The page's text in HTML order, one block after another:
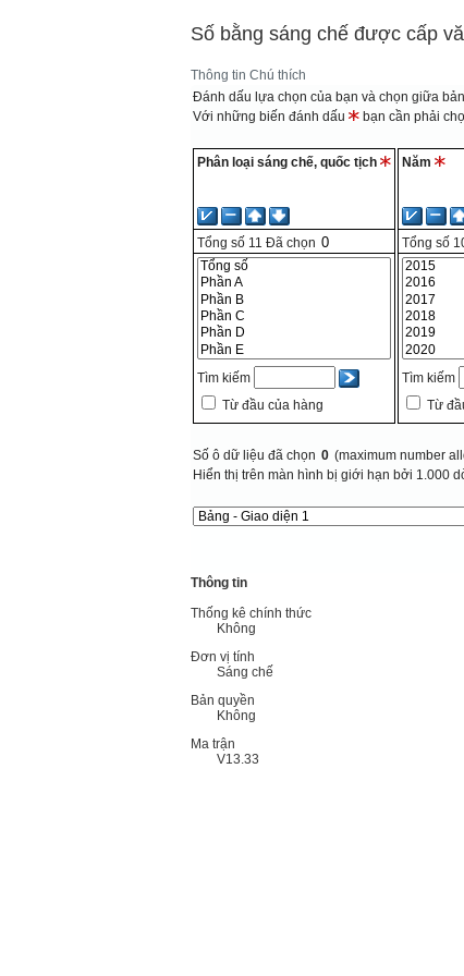
Số bằng sáng chế được cấp
Thông tin Chú thích
Đánh dấu lựa chọn của bạn và chọn giữa
Với những biến đánh dấu
bạn cần phải
Phân loại sáng chế, quốc tịch
Tổng số 11 Đã chọn
Tìm kiếm
Từ đầu của hàng
Năm
Tổng số
Tìm kiếm
Từ
Số ô dữ liệu đã chọn 0 (maximum number
Hiển thị trên màn hình bị giới hạn bởi 1.000
Thông tin
Thống kê chính thức
Không
Đơn vị tính
Sáng chế
Bản quyền
Không
Ma trận
V13.33